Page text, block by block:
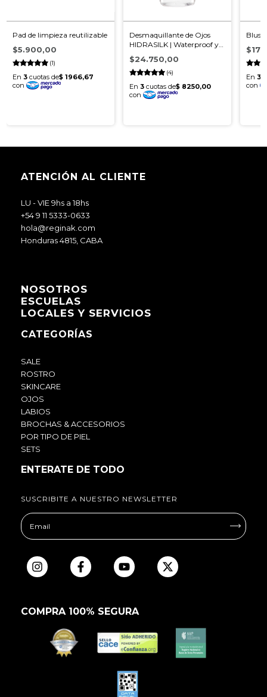
Pad de limpieza reutilizable
(1)
$5.900,00
Desmaquillante de Ojos
HIDRASILK | Waterproof y
Suave
(4)
$24.750,00
ATENCIÓN AL CLIENTE
LU - VIE 9hs a 18hs
+54 9 11 5333-0633
hola@reginak.com
Honduras 4815, CABA
NOSOTROS
ESCUELAS
LOCALES Y SERVICIOS
CATEGORÍAS
SALE
ROSTRO
SKINCARE
OJOS
LABIOS
BROCHAS & ACCESORIOS
POR TIPO DE PIEL
SETS
ENTERATE DE TODO
SUSCRIBITE A NUESTRO NEWSLETTER
COMPRA 100% SEGURA